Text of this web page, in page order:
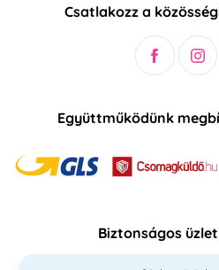
Csatlakozz a
Együttműködünk
Biztonságos